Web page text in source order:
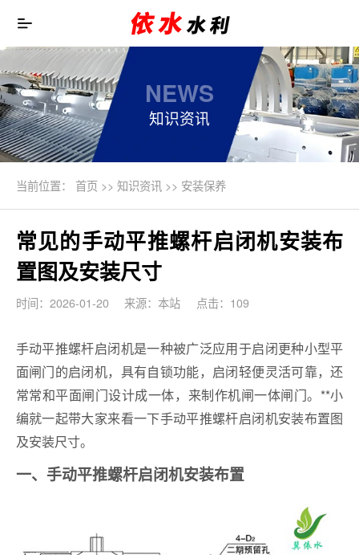
NEWS
知识资讯
当前位置： 首页>> 知识资讯 >> 安装保养
常见的手动平推螺杆启闭机安装布
置图及安装尺寸
时间：2026-01-20 来源：本站 点击：109
手动平推螺杆启闭机是一种被广泛应用于启闭更种小型平
面闸门的启闭机，具有自锁功能，启闭轻便灵活可靠，还
常常和平面闸门设计成一体，来制作机闸一体闸门。**小
编就一起带大家来看一下手动平推螺杆启闭机安装布置图
及安装尺寸。
一、手动平推螺杆启闭机安装布置